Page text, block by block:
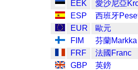
EEK
愛沙尼亞
ESP
西班牙
EUR
歐元
FIM
芬蘭Markka
FRF
法國Franc
GBP
英鎊